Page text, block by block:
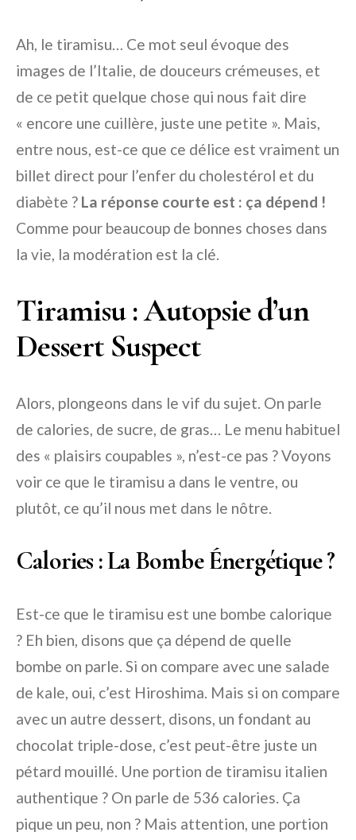
Ah, le tiramisu… Ce mot seul évoque des
images de l’Italie, de douceurs crémeuses, et
de ce petit quelque chose qui nous fait dire
« encore une cuillère, juste une petite ». Mais,
entre nous, est-ce que ce délice est vraiment un
billet direct pour l’enfer du cholestérol et du
diabète ? La réponse courte est : ça dépend !
Comme pour beaucoup de bonnes choses dans
la vie, la modération est la clé.
Tiramisu : Autopsie d’un
Dessert Suspect
Alors, plongeons dans le vif du sujet. On parle
de calories, de sucre, de gras… Le menu habituel
des « plaisirs coupables », n’est-ce pas ? Voyons
voir ce que le tiramisu a dans le ventre, ou
plutôt, ce qu’il nous met dans le nôtre.
Calories : La Bombe Énergétique ?
Est-ce que le tiramisu est une bombe calorique
? Eh bien, disons que ça dépend de quelle
bombe on parle. Si on compare avec une salade
de kale, oui, c’est Hiroshima. Mais si on compare
avec un autre dessert, disons, un fondant au
chocolat triple-dose, c’est peut-être juste un
pétard mouillé. Une portion de tiramisu italien
authentique ? On parle de 536 calories. Ça
pique un peu, non ? Mais attention, une portion